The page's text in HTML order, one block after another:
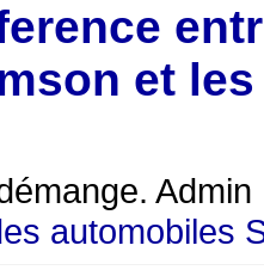
et
Admin
automobiles